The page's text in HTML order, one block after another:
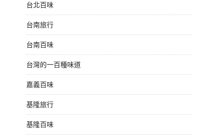
台北百味
台南旅行
台南百味
台灣的一百種味道
嘉義百味
基隆旅行
基隆百味